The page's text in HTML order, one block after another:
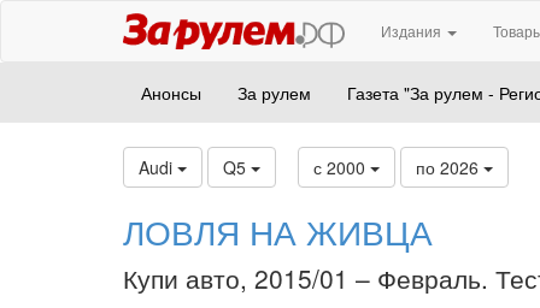
Издания
Анонсы За рулем Газета "За рулем -
Audi Q5 с 2000 по 2026
ЛОВЛЯ НА ЖИВЦА
Купи авто, 2015/01 – Февраль.